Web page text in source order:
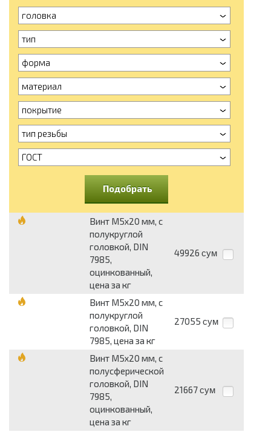
головка
тип
форма
материал
покрытие
тип резьбы
ГОСТ
Подобрать
Винт М5х20 мм, с
полукруглой
головкой, DIN
7985,
оцинкованный,
цена за кг
49926 сум
Винт М5х20 мм, с
полукруглой
головкой, DIN
7985, цена за кг
27055 сум
Винт М5х20 мм, с
полусферической
головкой, DIN
7985,
оцинкованный,
цена за кг
21667 сум